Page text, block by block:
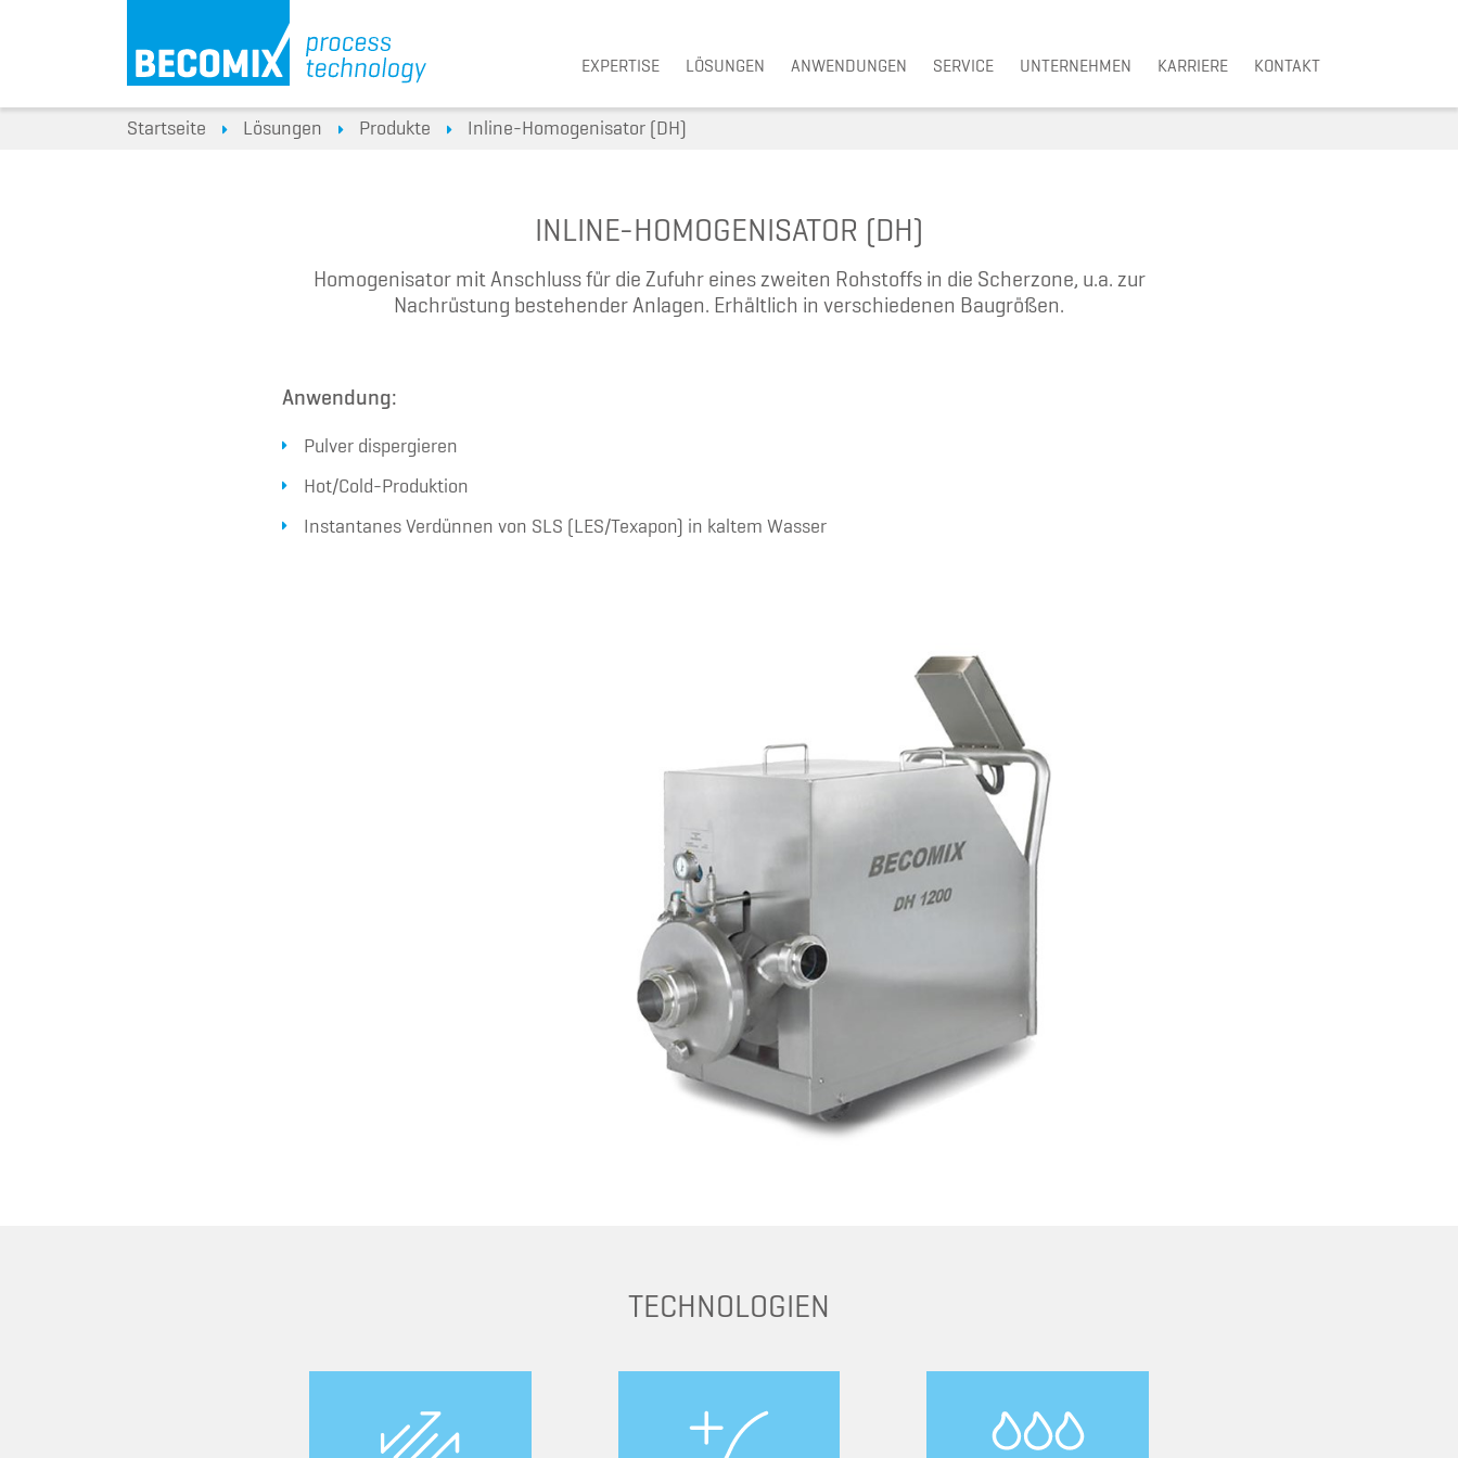
EXPERTISE LÖSUNGEN ANWENDUNGEN SERVICE UNTERNEHMEN KARRIERE KONTAKT
Startseite Lösungen Produkte Inline-Homogenisator (DH)
INLINE-HOMOGENISATOR (DH)
Homogenisator mit Anschluss für die Zufuhr eines zweiten Rohstoffs in die Scherzone, u.a. zur
Nachrüstung bestehender Anlagen. Erhältlich in verschiedenen Baugrößen.
Anwendung:
Pulver dispergieren
Hot/Cold-Produktion
Instantanes Verdünnen von SLS (LES/Texapon) in kaltem Wasser
TECHNOLOGIEN